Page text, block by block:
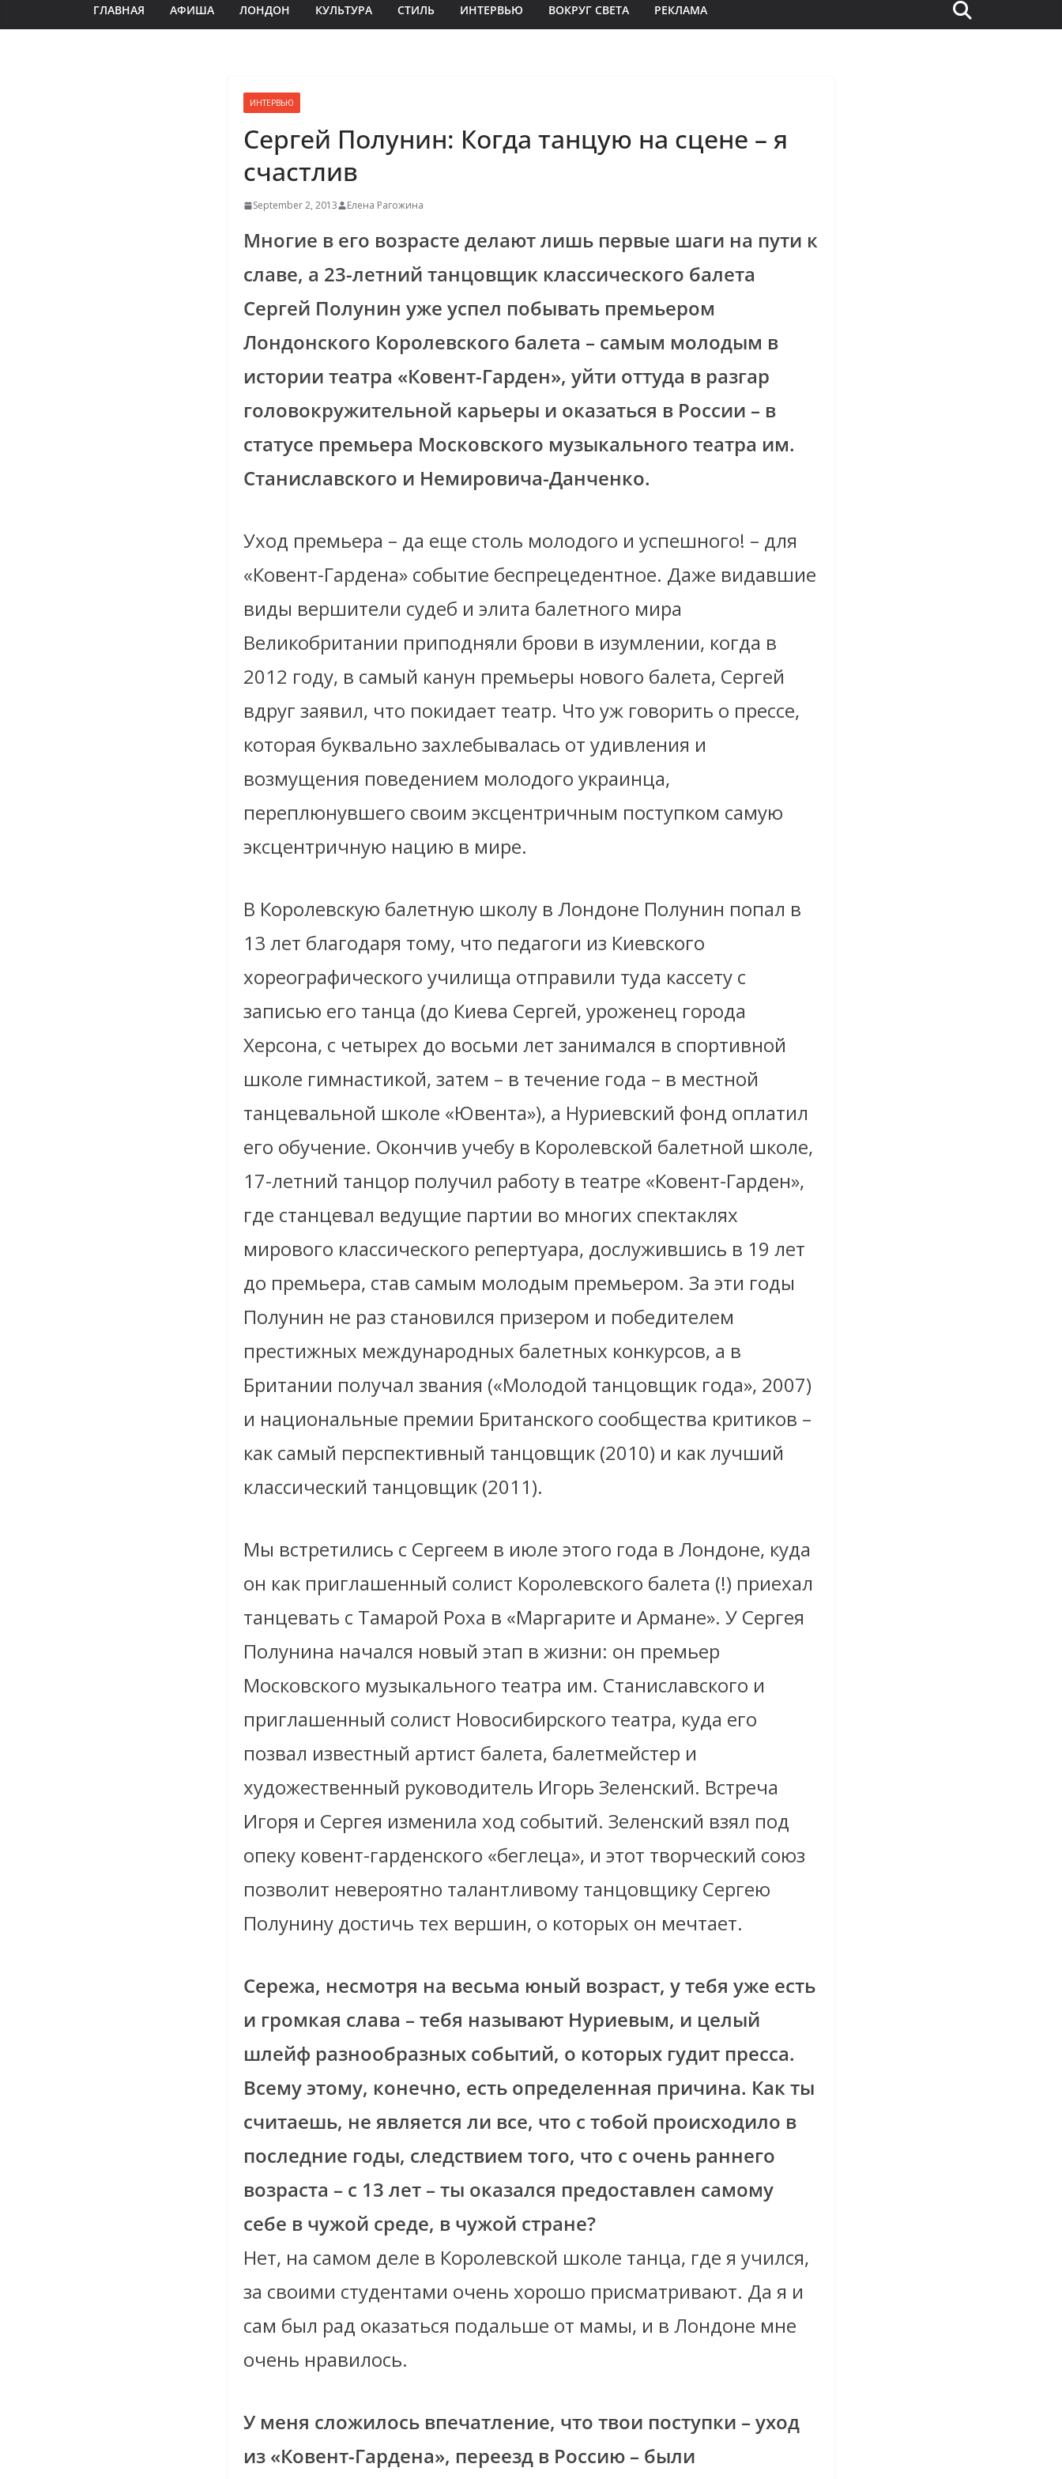
ГЛАВНАЯ АФИША ЛОНДОН КУЛЬТУРА СТИЛЬ ИНТЕРВЬЮ ВОКРУГ СВЕТА РЕКЛАМА
ИНТЕРВЬЮ
Сергей Полунин: Когда танцую на сцене – я
счастлив
September 2, 2013 Елена Рагожина
Многие в его возрасте делают лишь первые шаги на пути к
славе, а 23-летний танцовщик классического балета
Сергей Полунин уже успел побывать премьером
Лондонского Королевского балета – самым молодым в
истории театра «Ковент-Гарден», уйти оттуда в разгар
головокружительной карьеры и оказаться в России – в
статусе премьера Московского музыкального театра им.
Станиславского и Немировича-Данченко.
Уход премьера – да еще столь молодого и успешного! – для
«Ковент-Гардена» событие беспрецедентное. Даже видавшие
виды вершители судеб и элита балетного мира
Великобритании приподняли брови в изумлении, когда в
2012 году, в самый канун премьеры нового балета, Сергей
вдруг заявил, что покидает театр. Что уж говорить о прессе,
которая буквально захлебывалась от удивления и
возмущения поведением молодого украинца,
переплюнувшего своим эксцентричным поступком самую
эксцентричную нацию в мире.
В Королевскую балетную школу в Лондоне Полунин попал в
13 лет благодаря тому, что педагоги из Киевского
хореографического училища отправили туда кассету с
записью его танца (до Киева Сергей, уроженец города
Херсона, с четырех до восьми лет занимался в спортивной
школе гимнастикой, затем – в течение года – в местной
танцевальной школе «Ювента»), а Нуриевский фонд оплатил
его обучение. Окончив учебу в Королевской балетной школе,
17-летний танцор получил работу в театре «Ковент-Гарден»,
где станцевал ведущие партии во многих спектаклях
мирового классического репертуара, дослужившись в 19 лет
до премьера, став самым молодым премьером. За эти годы
Полунин не раз становился призером и победителем
престижных международных балетных конкурсов, а в
Британии получал звания («Молодой танцовщик года», 2007)
и национальные премии Британского сообщества критиков –
как самый перспективный танцовщик (2010) и как лучший
классический танцовщик (2011).
Мы встретились с Сергеем в июле этого года в Лондоне, куда
он как приглашенный солист Королевского балета (!) приехал
танцевать с Тамарой Роха в «Маргарите и Армане». У Сергея
Полунина начался новый этап в жизни: он премьер
Московского музыкального театра им. Станиславского и
приглашенный солист Новосибирского театра, куда его
позвал известный артист балета, балетмейстер и
художественный руководитель Игорь Зеленский. Встреча
Игоря и Сергея изменила ход событий. Зеленский взял под
опеку ковент-гарденского «беглеца», и этот творческий союз
позволит невероятно талантливому танцовщику Сергею
Полунину достичь тех вершин, о которых он мечтает.
Сережа, несмотря на весьма юный возраст, у тебя уже есть
и громкая слава – тебя называют Нуриевым, и целый
шлейф разнообразных событий, о которых гудит пресса.
Всему этому, конечно, есть определенная причина. Как ты
считаешь, не является ли все, что с тобой происходило в
последние годы, следствием того, что с очень раннего
возраста – с 13 лет – ты оказался предоставлен самому
себе в чужой среде, в чужой стране?
Нет, на самом деле в Королевской школе танца, где я учился,
за своими студентами очень хорошо присматривают. Да я и
сам был рад оказаться подальше от мамы, и в Лондоне мне
очень нравилось.
У меня сложилось впечатление, что твои поступки – уход
из «Ковент-Гардена», переезд в Россию – были